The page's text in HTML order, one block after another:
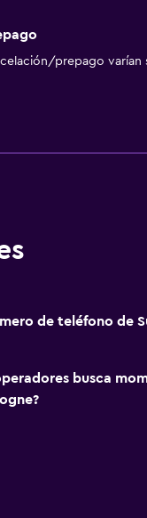
prepago
de teléfono de
busca